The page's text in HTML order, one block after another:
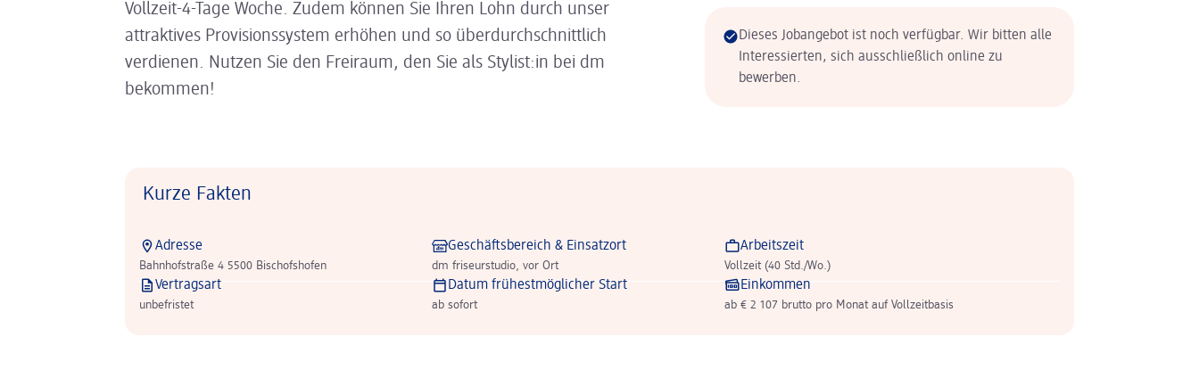
Vollzeit-4-Tage Woche. Zudem können Sie Ihren Lohn durch unser
attraktives Provisionssystem erhöhen und so überdurchschnittlich
verdienen. Nutzen Sie den Freiraum, den Sie als Stylist:in bei dm
bekommen!
Dieses Jobangebot ist noch verfügbar. Wir bitten alle
Interessierten, sich ausschließlich online zu
bewerben.
Kurze Fakten
Adresse
Bahnhofstraße 4 5500 Bischofshofen
Geschäftsbereich & Einsatzort
dm friseurstudio, vor Ort
Arbeitszeit
Vollzeit (40 Std./Wo.)
Vertragsart
unbefristet
Datum frühestmöglicher Start
ab sofort
Einkommen
ab € 2 107 brutto pro Monat auf Vollzeitbasis